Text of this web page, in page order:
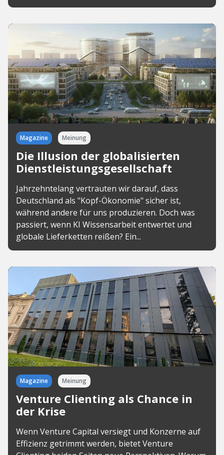
Magazine Meinung
Die Illusion der globalisierten
Dienstleistungsgesellschaft
Jahrzehntelang vertrauten wir darauf, dass
Deutschland als "Kopf-Ökonomie" sicher ist,
während andere für uns produzieren. Doch was
passiert, wenn KI Wissensarbeit entwertet und
globale Lieferketten reißen? Ein...
Magazine Meinung
Venture Clienting als Chance in
der Krise
Wenn Venture Capital versiegt und Konzerne auf
Effizienz getrimmt werden, bietet Venture